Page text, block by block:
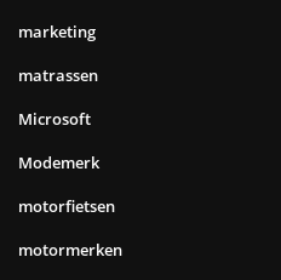
marketing
matrassen
Microsoft
Modemerk
motorfietsen
motormerken